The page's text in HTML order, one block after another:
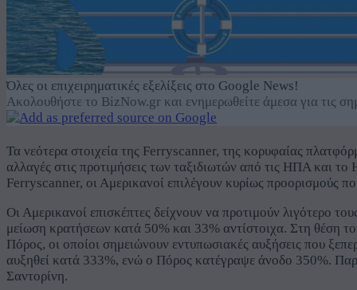
Όλες οι επιχειρηματικές εξελίξεις στο Google News!
Ακολουθήστε το BizNow.gr και ενημερωθείτε άμεσα για τις
Τα νεότερα στοιχεία της Ferryscanner, της κορυφαίας
αλλαγές στις προτιμήσεις των ταξιδιωτών από τις ΗΠΑ και
Ferryscanner, οι Αμερικανοί επιλέγουν κυρίως προορισμούς
Οι Αμερικανοί επισκέπτες δείχνουν να προτιμούν λιγότερο
μείωση κρατήσεων κατά 50% και 33% αντίστοιχα. Στη θέση
Πόρος, οι οποίοι σημειώνουν εντυπωσιακές αυξήσεις που
αυξηθεί κατά 333%, ενώ ο Πόρος κατέγραψε άνοδο 350%.
Σαντορίνη.